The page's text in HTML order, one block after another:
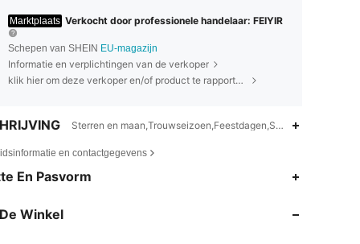
Marktplaats Verkocht door professionele handelaar: FEIYIR
Schepen van SHEIN EU-magazijn
Informatie en verplichtingen van de verkoper
klik hier om deze verkoper en/of product te rapporteren.
Sterren en maan,Trouwseizoen,Feestdagen,Schattig
en contactgegevens
En Pasvorm
Winkel
4.87
4.87